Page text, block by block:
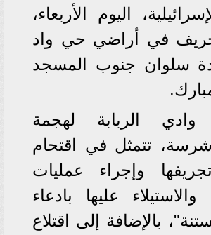
اليوم الأربعاء،
في أراضي حي واد
سلوان جنوب المسجد
الربابة لهجمة
شرسة، تتمثل في اقتحام
وإجراء عمليات
عليها بادعاء
بالإضافة إلى اقتلاع